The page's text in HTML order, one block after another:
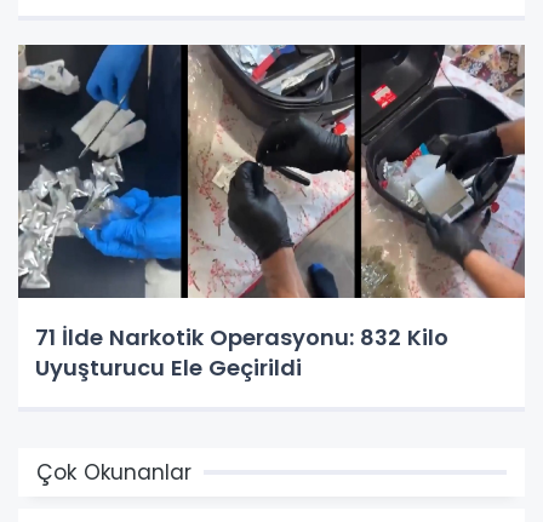
71 İlde Narkotik Operasyonu: 832 Kilo
Uyuşturucu Ele Geçirildi
Çok Okunanlar